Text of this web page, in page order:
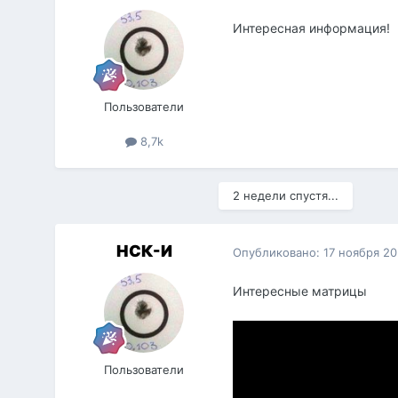
Пользователи
8,7k
Интересная информация!
2 недели спустя...
НСК-И
Пользователи
Опубликовано:17 ноября
Интересные матрицы